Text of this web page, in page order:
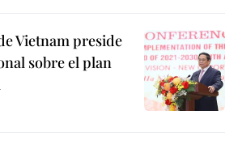
Vietnam preside
sobre el plan